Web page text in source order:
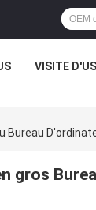
VISITE
Bureau
gros